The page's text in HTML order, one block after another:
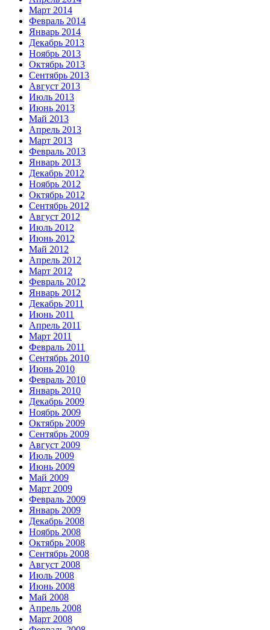
Март 2014
Февраль 2014
Январь 2014
Декабрь 2013
Ноябрь 2013
Октябрь 2013
Сентябрь 2013
Август 2013
Июль 2013
Июнь 2013
Май 2013
Апрель 2013
Март 2013
Февраль 2013
Январь 2013
Декабрь 2012
Ноябрь 2012
Октябрь 2012
Сентябрь 2012
Август 2012
Июль 2012
Июнь 2012
Май 2012
Апрель 2012
Март 2012
Февраль 2012
Январь 2012
Декабрь 2011
Июнь 2011
Апрель 2011
Март 2011
Февраль 2011
Сентябрь 2010
Июнь 2010
Февраль 2010
Январь 2010
Декабрь 2009
Ноябрь 2009
Октябрь 2009
Сентябрь 2009
Август 2009
Июль 2009
Июнь 2009
Май 2009
Март 2009
Февраль 2009
Январь 2009
Декабрь 2008
Ноябрь 2008
Октябрь 2008
Сентябрь 2008
Август 2008
Июль 2008
Июнь 2008
Май 2008
Апрель 2008
Март 2008